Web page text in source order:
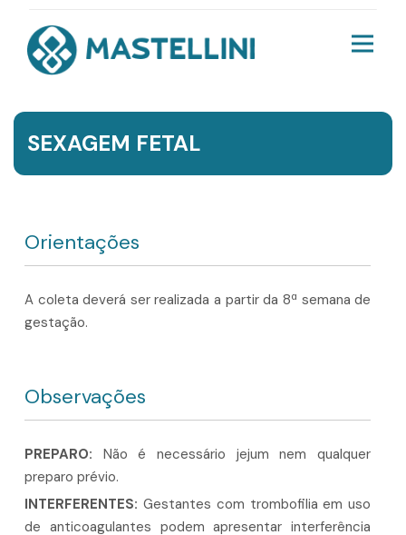
SEXAGEM FETAL
Orientações
A coleta deverá ser realizada a partir da 8ª semana de
gestação.
Observações
PREPARO: Não é necessário jejum nem qualquer
preparo prévio.
INTERFERENTES: Gestantes com trombofilia em uso
de anticoagulantes podem apresentar interferência